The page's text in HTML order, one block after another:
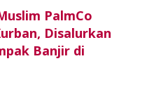
PalmCo
Disalurkan
Banjir di